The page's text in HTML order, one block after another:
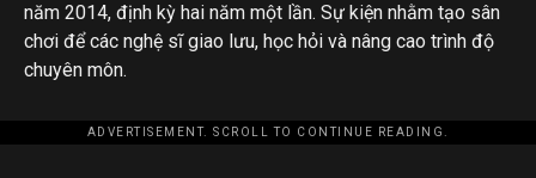
năm 2014, định kỳ hai năm một lần. Sự kiện nhằm tạo sân
chơi để các nghệ sĩ giao lưu, học hỏi và nâng cao trình độ
chuyên môn.
ADVERTISEMENT. SCROLL TO CONTINUE READING.